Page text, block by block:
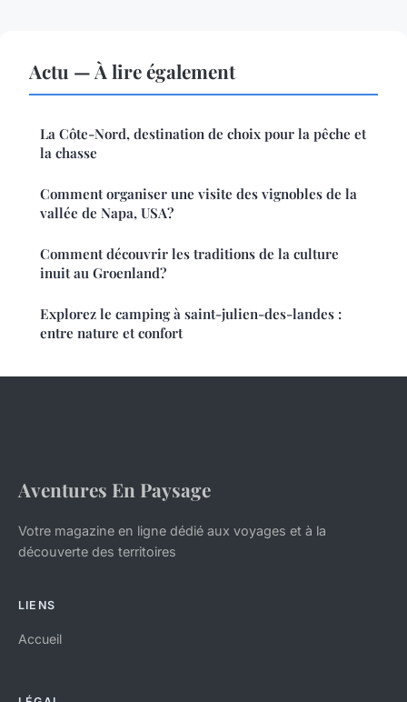
Actu — À lire également
La Côte-Nord, destination de choix pour la pêche et
la chasse
Comment organiser une visite des vignobles de la
vallée de Napa, USA?
Comment découvrir les traditions de la culture
inuit au Groenland?
Explorez le camping à saint-julien-des-landes :
entre nature et confort
Aventures En Paysage
Votre magazine en ligne dédié aux voyages et à la
découverte des territoires
LIENS
Accueil